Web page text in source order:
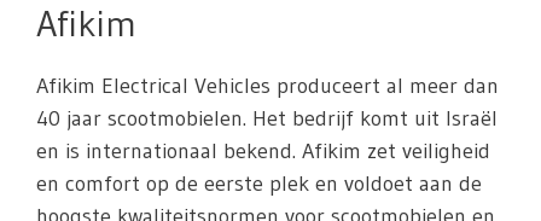
Afikim
Afikim Electrical Vehicles produceert al meer dan
40 jaar scootmobielen. Het bedrijf komt uit Israël
en is internationaal bekend. Afikim zet veiligheid
en comfort op de eerste plek en voldoet aan de